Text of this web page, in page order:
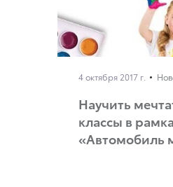
4 октября 2017 г.
Научить
классы в
«Автомобиль